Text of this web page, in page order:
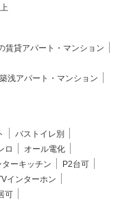
賃貸アパート・マンション
浅アパート・マンション
バストイレ別
ロ
オール電化
ターキッチン
P2台可
インターホン
可